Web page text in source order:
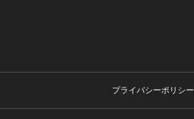
プライバシーポリシー